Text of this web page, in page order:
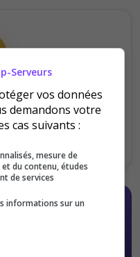
?
Serveurs
vos données
demandons votre
cas suivants :
mesure de
du contenu, études
de services
informations sur un